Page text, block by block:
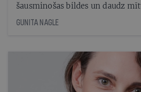
šausminošas bildes un daudz
Inese Dreimane skrupulozā
GUNITA NAGLE